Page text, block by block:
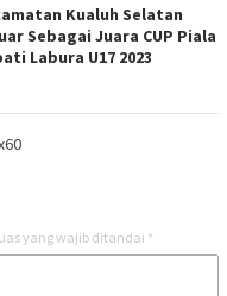
Kualuh Selatan
Sebagai Juara CUP Piala
Labura U17 2023
yang wajib ditandai *